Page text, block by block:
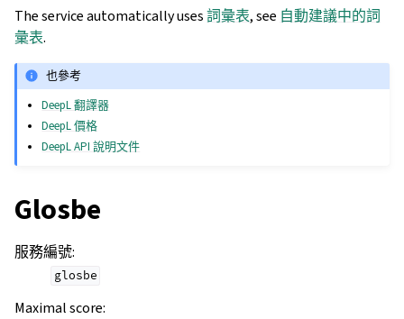
The service automatically uses詞彙表, see 自動建議中的詞
彙表.
也參考
DeepL 翻譯器
DeepL 價格
DeepL API 說明文件
Glosbe
服務編號:
glosbe
Maximal score: